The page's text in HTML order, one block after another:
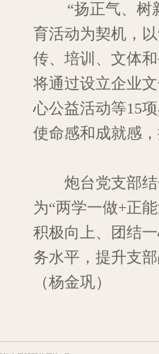
“扬正气、树新
育活动为契机，
传、培训、文体
将通过设立企业
心公益活动等15
使命感和成就感
炮台党支部结
为“两学一做+正
积极向上、团结
务水平，提升支
（杨金巩）